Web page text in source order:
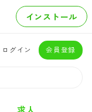
インストール
ログイン 会員登録
求人